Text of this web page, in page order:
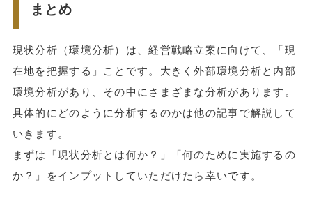
まとめ
現状分析（環境分析）は、経営戦略立案に向けて、「現
在地を把握する」ことです。大きく外部環境分析と内部
環境分析があり、その中にさまざまな分析があります。
具体的にどのように分析するのかは他の記事で解説して
いきます。
まずは「現状分析とは何か？」「何のために実施するの
か？」をインプットしていただけたら幸いです。